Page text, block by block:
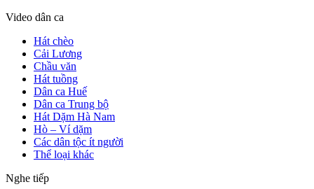
Video dân ca
Hát chèo
Cải Lương
Chầu văn
Hát tuồng
Dân ca Huế
Dân ca Trung bộ
Hát Dặm Hà Nam
Hò – Ví dặm
Các dân tộc ít người
Thể loại khác
Nghe tiếp